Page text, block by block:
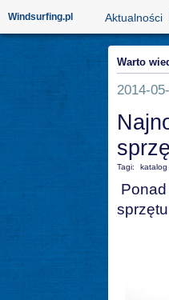
Windsurfing.pl Aktualności
Warto
2014-
Tagi: katalog